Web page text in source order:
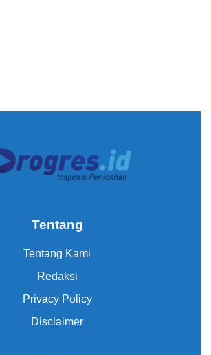
Tentang
Tentang Kami
Redaksi
Privacy Policy
Disclaimer